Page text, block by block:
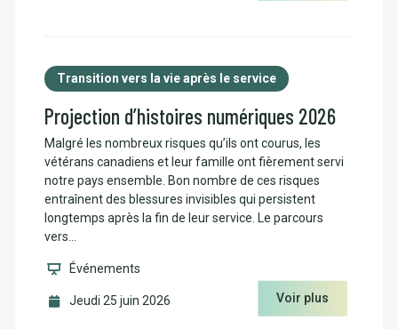
Transition vers la vie après le service
Projection d’histoires numériques 2026
Malgré les nombreux risques qu’ils ont courus, les
vétérans canadiens et leur famille ont fièrement servi
notre pays ensemble. Bon nombre de ces risques
entraînent des blessures invisibles qui persistent
longtemps après la fin de leur service. Le parcours
vers…
Événements
Jeudi 25 juin 2026 Voir plus